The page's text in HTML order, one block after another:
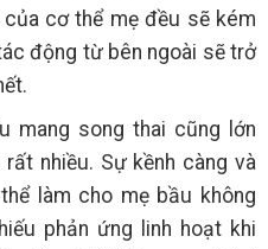
cơ thể mẹ đều sẽ kém
động từ bên ngoài sẽ trở
mang song thai cũng lớn
nhiều. Sự kềnh càng và
làm cho mẹ bầu không
phản ứng linh hoạt khi